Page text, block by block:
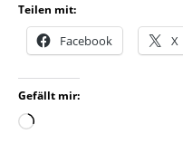
Teilen mit:
Facebook X
Gefällt mir: